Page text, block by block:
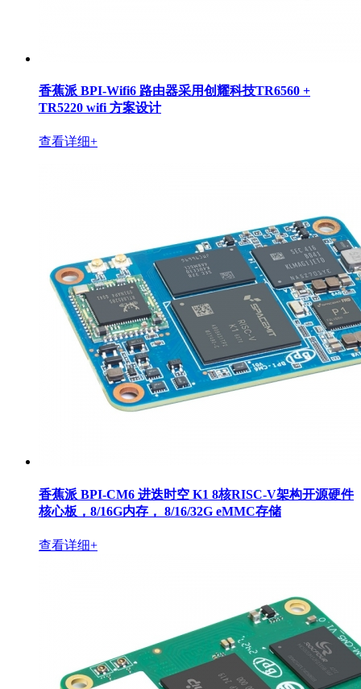
香蕉派 BPI-Wifi6 路由器采用创耀科技TR6560 +
TR5220 wifi 方案设计
查看详细+
香蕉派 BPI-CM6 进迭时空 K1 8核RISC-V架构开源硬件
核心板，8/16G内存， 8/16/32G eMMC存储
查看详细+